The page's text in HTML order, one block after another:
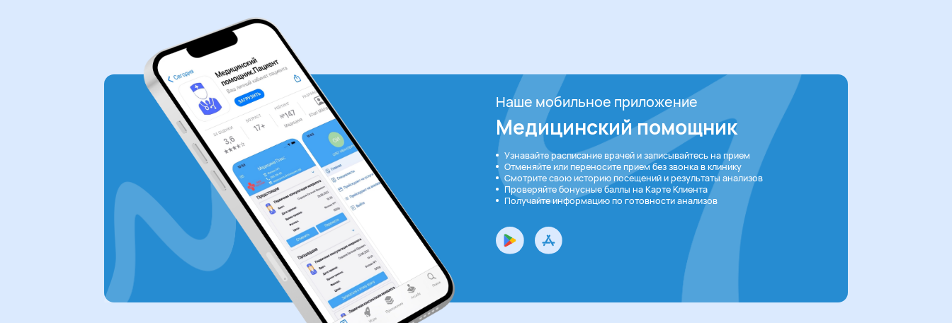
Наше мобильное приложение
Медицинский помощник
Узнавайте расписание врачей и записывайтесь на прием
Отменяйте или переносите прием без звонка в клинику
Смотрите свою историю посещений и результаты анализов
Проверяйте бонусные баллы на Карте Клиента
Получайте информацию по готовности анализов